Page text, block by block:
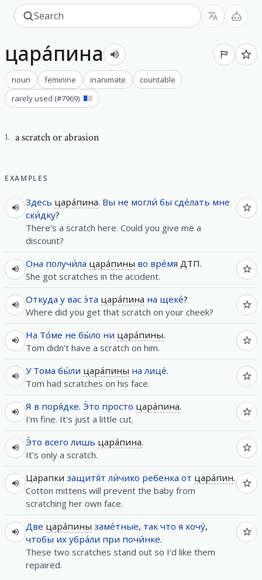
цара́пина
noun feminine inanimate
countable
rarely used (#7969)
1. a scratch or abrasion
EXAMPLES
Здесь цара́пина. Вы не могли́ бы сде́лать мне
ски́дку?
There's a scratch here. Could you give me a
discount?
Она получи́ла цара́пины во вре́мя ДТП.
She got scratches in the accident.
Откуда у вас э́та цара́пина на щеке́?
Where did you get that scratch on your cheek?
На То́ме не бы́ло ни цара́пины.
Tom didn't have a scratch on him.
У Тома бы́ли цара́пины на лице́.
Tom had scratches on his face.
Я в поря́дке. Э́то просто цара́пина.
I'm fine. It's just a little cut.
Э́то всего лишь цара́пина.
It's only a scratch.
Царапки защитя́т ли́чико ребёнка от цара́пин.
Cotton mittens will prevent the baby from
scratching her own face.
Две цара́пины заме́тные, так что я хочу́,
чтобы их убра́ли при почи́нке.
These two scratches stand out so I'd like them
repaired.